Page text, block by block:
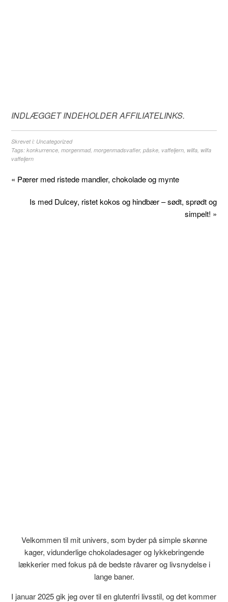
INDLÆGGET INDEHOLDER AFFILIATELINKS.
Skrevet i: Uncategorized
Tags:konkurrence,morgenmad,morgenmadsvafler,påske, vaffeljern, wilfa, wilfa
vaffeljern
« Pærer med ristede mandler, chokolade og mynte
Is med Dulcey, ristet kokos og hindbær – sødt, sprødt og
simpelt! »
Velkommen til mit univers, som byder på simple skønne
kager, vidunderlige chokoladesager og lykkebringende
lækkerier med fokus på de bedste råvarer og livsnydelse i
lange baner.
I januar 2025 gik jeg over til en glutenfri livsstil, og det kommer